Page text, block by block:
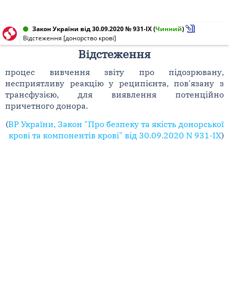
Закон України від 30.09.2020 № 931-IX(Чинний)
Відстеження [донорство крові]